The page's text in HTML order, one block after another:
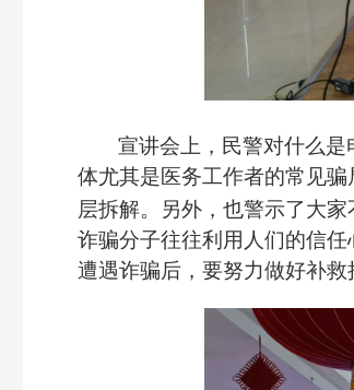
宣讲会上， 民警对什么
体尤其是医务工作者的常见骗
层拆解。另外，也警示了大
诈骗分子往往利用人们的信
遭遇诈骗后，要努力做好补